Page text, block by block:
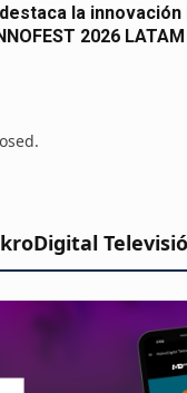
la innovación
2026 LATAM